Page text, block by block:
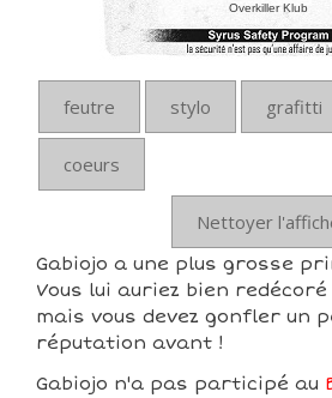
Overkiller Klub
feutre stylo grafitti
coeurs
Nettoyer
Gabiojo a une plus grosse
Vous lui auriez bien
mais vous devez gonfler un
réputation avant !
Gabiojo n'a pas participé au